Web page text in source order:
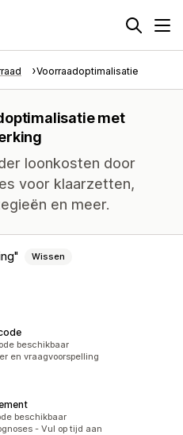
Voorraadoptimalisatie
met
loonkosten door
voor klaarzetten,
en meer.
Wissen
beschikbaar
en vraagvoorspelling
beschikbaar
- Vul op tijd aan